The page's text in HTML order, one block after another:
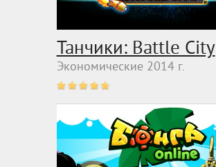
Танчики: Battle City
Экономические 2014 г.